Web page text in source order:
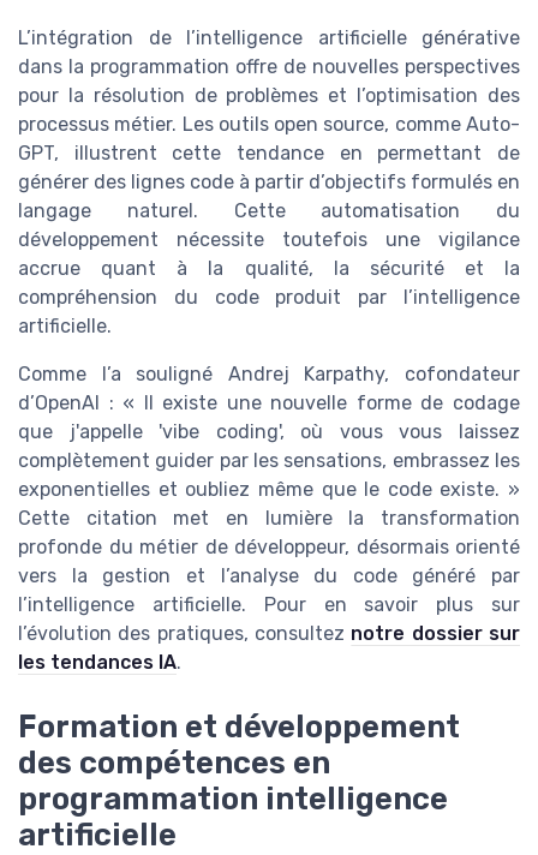
L’intégration de l’intelligence artificielle générative
dans la programmation offre de nouvelles perspectives
pour la résolution de problèmes et l’optimisation des
processus métier. Les outils open source, comme Auto-
GPT, illustrent cette tendance en permettant de
générer des lignes code à partir d’objectifs formulés en
langage naturel. Cette automatisation du
développement nécessite toutefois une vigilance
accrue quant à la qualité, la sécurité et la
compréhension du code produit par l’intelligence
artificielle.
Comme l’a souligné Andrej Karpathy, cofondateur
d’OpenAI : « Il existe une nouvelle forme de codage
que j'appelle 'vibe coding', où vous vous laissez
complètement guider par les sensations, embrassez les
exponentielles et oubliez même que le code existe. »
Cette citation met en lumière la transformation
profonde du métier de développeur, désormais orienté
vers la gestion et l’analyse du code généré par
l’intelligence artificielle. Pour en savoir plus sur
l’évolution des pratiques, consultez notre dossier sur
les tendances IA.
Formation et développement
des compétences en
programmation intelligence
artificielle